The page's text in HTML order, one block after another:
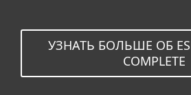
УЗНАТЬ БОЛЬШЕ ОБ
COMPLETE